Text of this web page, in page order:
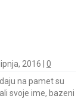
2016
0
na pamet su
svoje ime, bazeni